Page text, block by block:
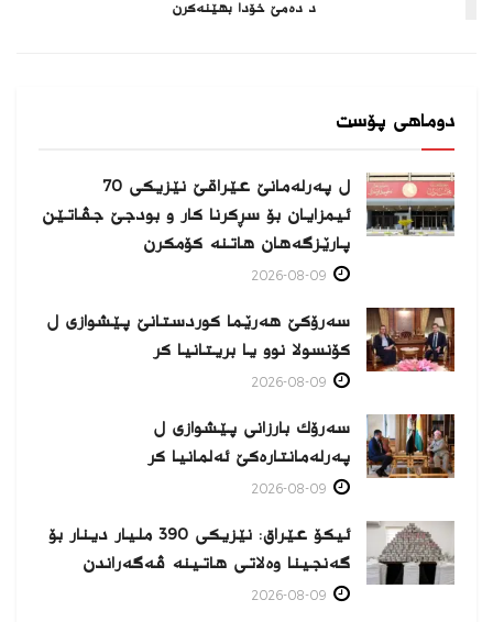
د دەمێ خۆدا بهێنەكرن
دوماهی پۆست
ل پەرلەمانێ عێراقێ نێزیکی 70
ئیمزایان بۆ سڕکرنا کار و بودجێ جڤاتێن
پارێزگەهان هاتنە کۆمکرن
سەرۆکێ هەرێما کوردستانێ پێشوازی ل
کۆنسولا نوو یا بریتانیا کر
سەرۆك بارزانی پێشوازی ل
پەرلەمانتارەكێ ئەلمانیا كر
ئیکۆ عێراق: نێزیکی 390 ملیار دینار بۆ
گەنجینا وەلاتی هاتینە ڤەگەراندن